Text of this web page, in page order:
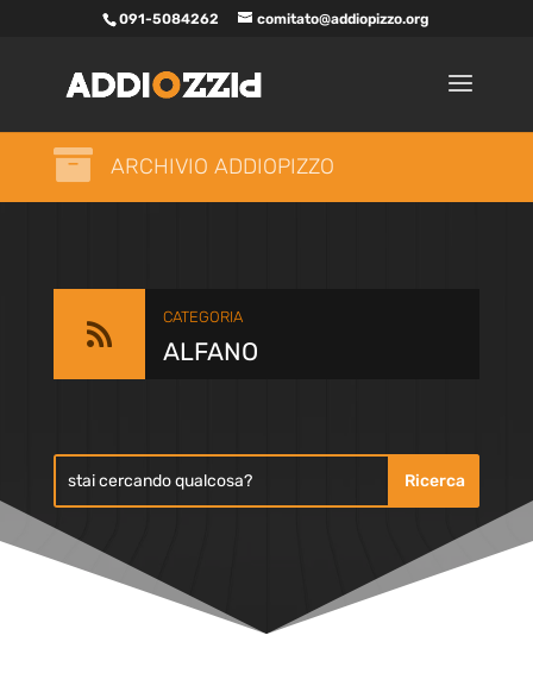
091-5084262 comitato@addiopizzo.org
 ARCHIVIO ADDIOPIZZO

CATEGORIA
ALFANO